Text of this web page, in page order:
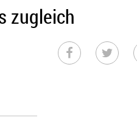
zugleich